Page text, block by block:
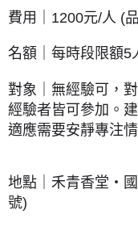
費用｜1200元/人 (
名額｜每時段限額5
對象｜無經驗可，
經驗者皆可參加。
適應需要安靜專注情
地點｜禾青香堂‧
號)